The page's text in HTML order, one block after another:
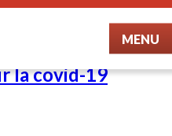
MENU
la covid-19